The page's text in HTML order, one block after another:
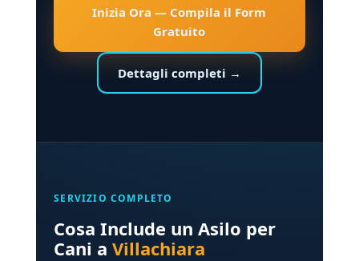
Inizia Ora — Compila il Form
Gratuito
Dettagli completi →
SERVIZIO COMPLETO
Cosa Include un Asilo per
Cani aVillachiara